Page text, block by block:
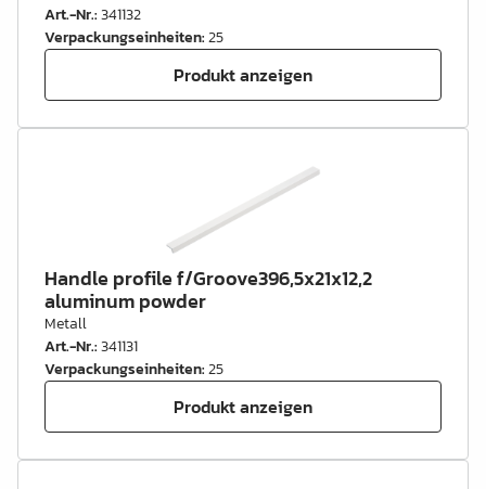
Art.-Nr.:341132
Verpackungseinheiten:25
Produkt anzeigen
Handle profile f/Groove396,5x21x12,2
aluminum powder
Metall
Art.-Nr.:341131
Verpackungseinheiten:25
Produkt anzeigen